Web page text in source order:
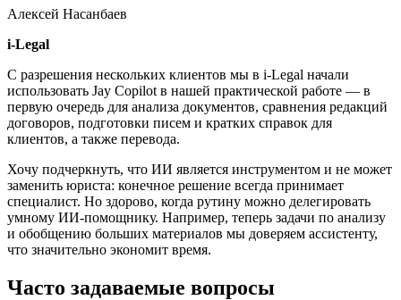
Алексей Насанбаев
i-Legal
С разрешения нескольких клиентов мы в i-Legal начали
использовать Jay Copilot в нашей практической работе — в
первую очередь для анализа документов, сравнения редакций
договоров, подготовки писем и кратких справок для
клиентов, а также перевода.
Хочу подчеркнуть, что ИИ является инструментом и не может
заменить юриста: конечное решение всегда принимает
специалист. Но здорово, когда рутину можно делегировать
умному ИИ-помощнику. Например, теперь задачи по анализу
и обобщению больших материалов мы доверяем ассистенту,
что значительно экономит время.
Часто задаваемые вопросы